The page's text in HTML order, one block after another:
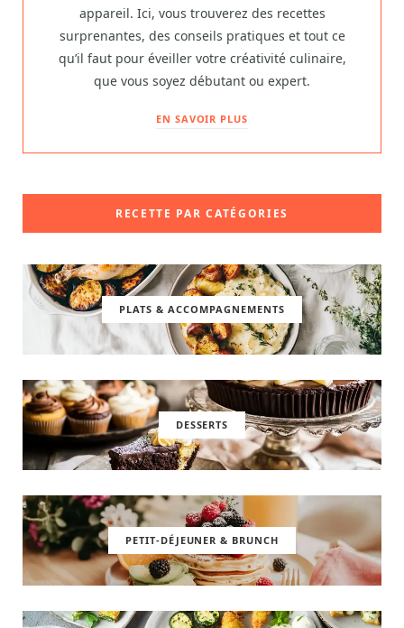
appareil. Ici, vous trouverez des recettes
surprenantes, des conseils pratiques et tout ce
qu’il faut pour éveiller votre créativité culinaire,
que vous soyez débutant ou expert.
EN SAVOIR PLUS
RECETTE PAR CATÉGORIES
PLATS & ACCOMPAGNEMENTS
DESSERTS
PETIT-DÉJEUNER & BRUNCH